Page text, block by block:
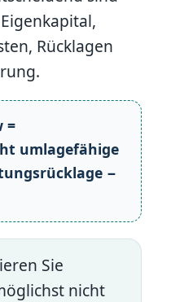
Rücklagen
=
umlagefähige
−
Sie
nicht